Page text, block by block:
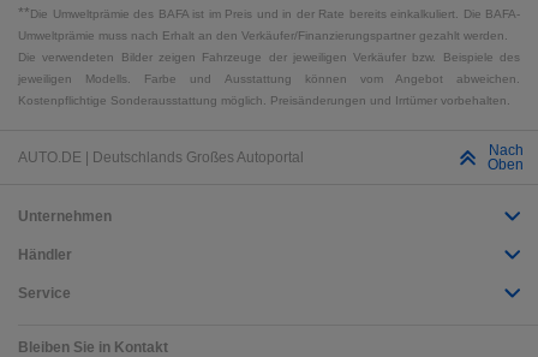
**Die Umweltprämie des BAFA ist im Preis und in der Rate bereits einkalkuliert. Die BAFA-
Umweltprämie muss nach Erhalt an den Verkäufer/Finanzierungspartner gezahlt werden.
Die verwendeten Bilder zeigen Fahrzeuge der jeweiligen Verkäufer bzw. Beispiele des
jeweiligen Modells. Farbe und Ausstattung können vom Angebot abweichen.
Kostenpflichtige Sonderausstattung möglich. Preisänderungen und Irrtümer vorbehalten.
AUTO.DE | Deutschlands Großes Autoportal
Nach
Oben
Unternehmen
Händler
Service
Bleiben Sie in Kontakt